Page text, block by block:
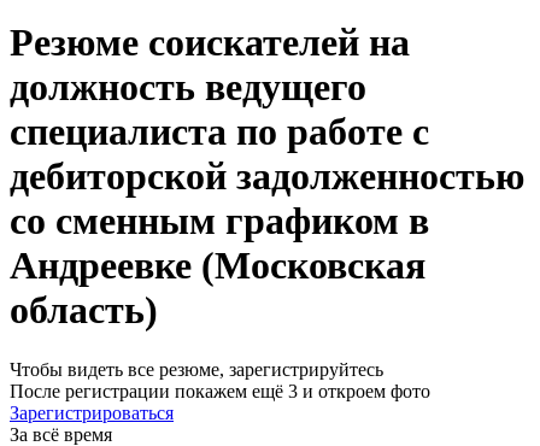
Резюме соискателей на
должность ведущего
специалиста по работе с
дебиторской задолженностью
со сменным графиком в
Андреевке (Московская
область)
Чтобы видеть все резюме, зарегистрируйтесь
После регистрации покажем ещё 3 и откроем фото
Зарегистрироваться
За всё время